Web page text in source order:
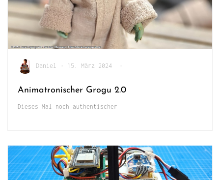
Daniel • 15. März 2024 •
Animatronischer Grogu 2.0
Dieses Mal noch authentischer